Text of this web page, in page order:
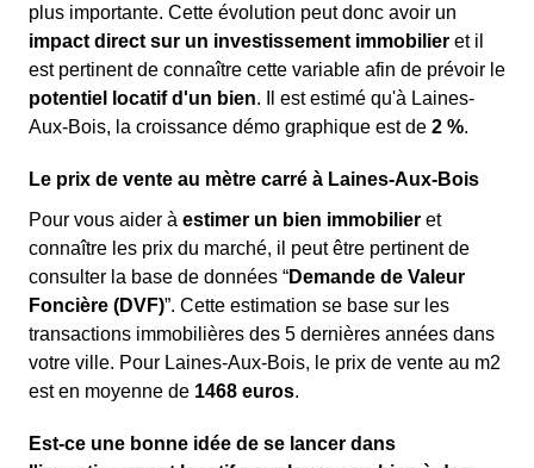
plus importante. Cette évolution peut donc avoir un
impact direct sur un investissement immobilier et il
est pertinent de connaître cette variable afin de prévoir le
potentiel locatif d'un bien. Il est estimé qu'à Laines-
Aux-Bois, la croissance démo graphique est de 2 %.
Le prix de vente au mètre carré à Laines-Aux-Bois
Pour vous aider à estimer un bien immobilier et
connaître les prix du marché, il peut être pertinent de
consulter la base de données “Demande de Valeur
Foncière (DVF)”. Cette estimation se base sur les
transactions immobilières des 5 dernières années dans
votre ville. Pour Laines-Aux-Bois, le prix de vente au m2
est en moyenne de 1468 euros.
Est-ce une bonne idée de se lancer dans